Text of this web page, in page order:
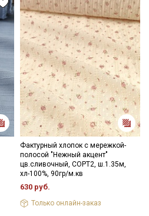
Фактурный хлопок с мережкой-
полосой "Нежный акцент"
цв.сливочный, СОРТ2, ш.1.35м,
хл-100%, 90гр/м.кв
630 руб.
Только онлайн-заказ